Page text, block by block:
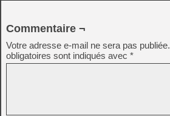
Commentaire ¬
Votre adresse e-mail ne sera pas publiée.
obligatoires sont indiqués avec *